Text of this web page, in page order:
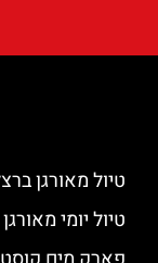
טיול מאורגן
טיול יומי